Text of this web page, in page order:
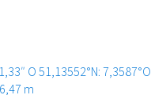
O51,13552°N: 7,3587°O
m